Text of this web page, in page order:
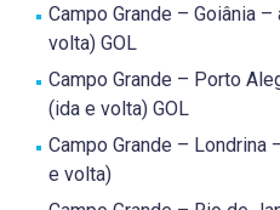
Campo Grande – Goiânia –
volta) GOL
Campo Grande – Porto
(ida e volta) GOL
Campo Grande – Londrina
e volta)